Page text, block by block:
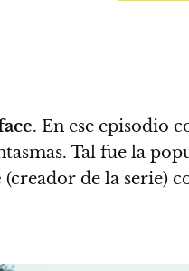
. En ese episodio
Tal fue la
(creador de la serie)